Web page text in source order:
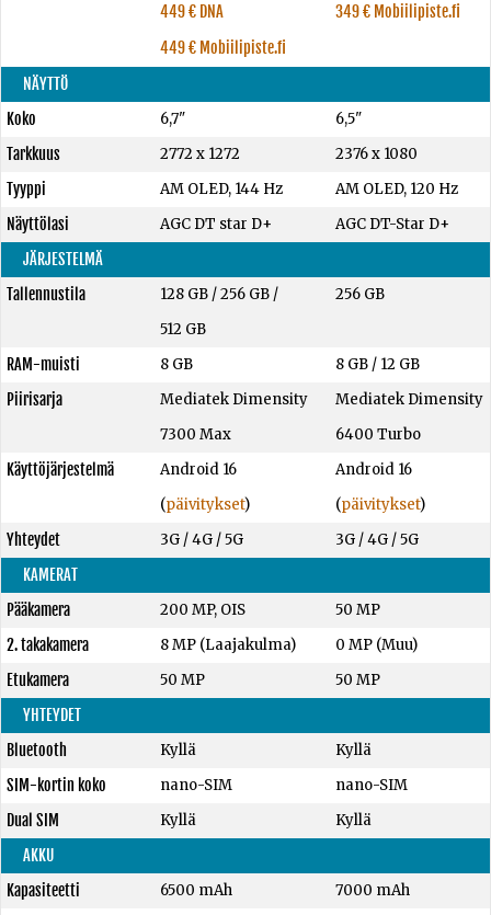
449 € DNA
449 € Mobiilipiste.fi
349 € Mobiilipiste.fi
NÄYTTÖ
Koko
6,7"
6,5"
Tarkkuus
2772 x 1272
2376 x 1080
Tyyppi
AM OLED, 144 Hz
AM OLED, 120 Hz
Näyttölasi
AGC DT star D+
AGC DT-Star D+
JÄRJESTELMÄ
Tallennustila
128 GB/256 GB/
512 GB
256 GB
RAM-muisti 8 GB 8 GB / 12 GB
Piirisarja
Mediatek Dimensity
7300 Max
Mediatek Dimensity
6400 Turbo
Käyttöjärjestelmä
Android 16
(päivitykset)
Android 16
(päivitykset)
Yhteydet
3G / 4G / 5G
3G / 4G / 5G
KAMERAT
Pääkamera
200 MP, OIS
50 MP
2. takakamera
8 MP (Laajakulma)
0 MP (Muu)
Etukamera
50 MP
50 MP
YHTEYDET
Bluetooth
Kyllä
Kyllä
SIM-kortin koko
nano-SIM
nano-SIM
Dual SIM
Kyllä
Kyllä
AKKU
Kapasiteetti
6500 mAh
7000 mAh